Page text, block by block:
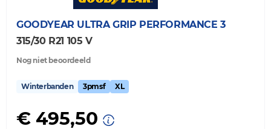
GOODYEAR ULTRA GRIP PERFORMANCE 3
315/30 R21 105 V
Nog niet beoordeeld
Winterbanden 3pmsf XL
€ 495,50